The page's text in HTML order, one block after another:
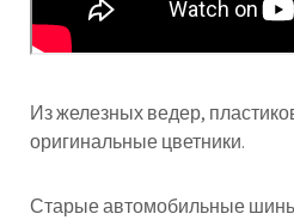
Из железных ведер,
оригинальные цветники.
Старые автомобильные